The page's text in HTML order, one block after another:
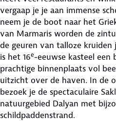
vergaap je je aan immense
neem je de boot naar het
van Marmaris worden de
de geuren van talloze
is het 16e-eeuwse kasteel een
prachtige binnenplaats vol
uitzicht over de haven. In de
bezoek je de spectaculaire
natuurgebied Dalyan met
schildpaddenstrand.